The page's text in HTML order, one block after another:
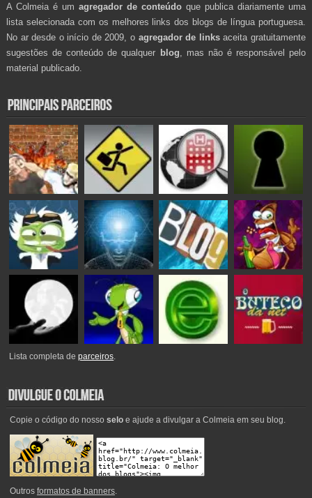
A Colmeia é um agregador de conteúdo que publica diariamente uma
lista selecionada com os melhores links dos blogs de língua portuguesa.
No ar desde o início de 2009, o agregador de linksaceita gratuitamente
sugestões de conteúdo de qualquer blog , mas não é responsável pelo
material publicado.
Lista completa deparceiros.
Copie o código do nosso seloe ajude a divulgar a Colmeia em seu blog.
Outros formatos de banners.